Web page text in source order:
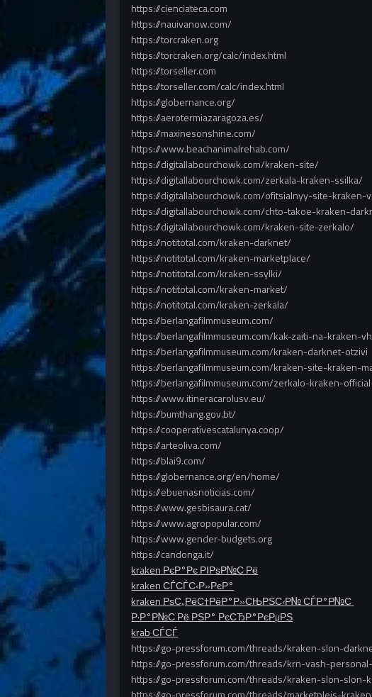
https://cienciateca.com
https://nauivanow.com/
https://torcraken.org
https://torcraken.org/calc/index.html
https://torseller.com
https://torseller.com/calc/index.html
https://globernance.org/
https://aerotermiazaragoza.es/
https://maxinesonshine.com/
https://www.beachanimalrehab.com/
https://digitallabourchowk.com/kraken-site/
https://digitallabourchowk.com/zerkala-kraken-ssilka/
https://digitallabourchowk.com/ofitsialnyy-site-kraken-
https://digitallabourchowk.com/chto-takoe-kraken-
https://digitallabourchowk.com/kraken-site-zerkalo/
https://notitotal.com/kraken-darknet/
https://notitotal.com/kraken-marketplace/
https://notitotal.com/kraken-ssylki/
https://notitotal.com/kraken-market/
https://notitotal.com/kraken-zerkala/
https://berlangafilmmuseum.com/
https://berlangafilmmuseum.com/kak-zaiti-na-kraken-
https://berlangafilmmuseum.com/kraken-darknet-otzivi
https://berlangafilmmuseum.com/kraken-site-kraken-
https://berlangafilmmuseum.com/zerkalo-kraken-
https://www.itineracarolusv.eu/
https://bumthang.gov.bt/
https://cooperativescatalunya.coop/
https://arteoliva.com/
https://blai9.com/
https://globernance.org/en/home/
https://ebuenasnoticias.com/
https://www.gesbisaura.cat/
https://www.agropopular.com/
https://www.gender-budgets.org
https://candonga.it/
kraken РєР°Рє РІРѕР№С‚Рё
kraken СЃСЃС‹Р»РєР°
kraken РѕС„РёС†РёР°Р»СЊРЅС‹Р№ СЃР°Р№С‚
Р·Р°Р№С‚Рё РЅР° РєСЂР°РєРµРЅ
krab СЃСЃ
https://go-pressforum.com/threads/kraken-slon-
https://go-pressforum.com/threads/krn-vash-
https://go-pressforum.com/threads/kraken-slon-